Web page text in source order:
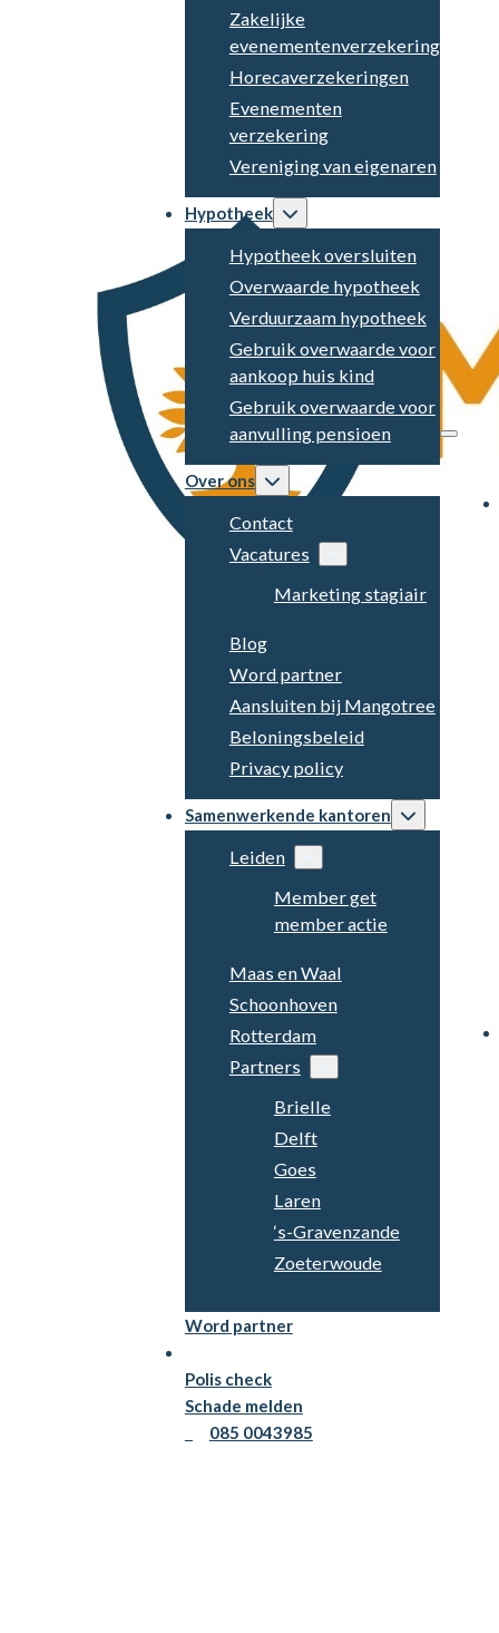
Zakelijke
evenementenverzekering
Horecaverzekeringen
Evenementen
verzekering
Vereniging van eigenaren
Hypotheek
Hypotheek oversluiten
Overwaarde hypotheek
Verduurzaam hypotheek
Gebruik overwaarde voor
aankoop huis kind
Gebruik overwaarde voor
aanvulling pensioen
Over ons
Contact
Vacatures
Marketing stagiair
Blog
Word partner
Aansluiten bij Mangotree
Beloningsbeleid
Privacy policy
Samenwerkende kantoren
Leiden
Member get
member actie
Maas en Waal
Schoonhoven
Rotterdam
Partners
Brielle
Delft
Goes
Laren
‘s-Gravenzande
Zoeterwoude
Word partner
Polis check
Schade melden
085 0043985